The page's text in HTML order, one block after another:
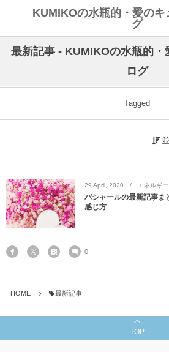
KUMIKOの水瓶的・愛のキ
グ
最新記事 - KUMIKOの水瓶的・
ログ
Tagged
29 April 2020 エネルギ
バシャールの最新記事ま
感じ方
0
HOME 最新記事
TOP